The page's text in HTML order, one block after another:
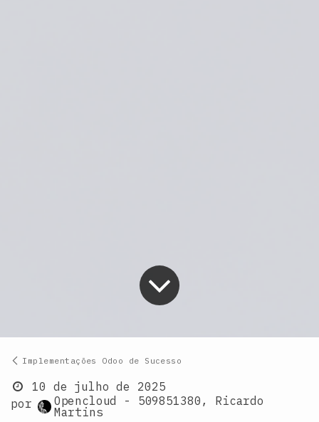
Implementações Odoo de Sucesso
10 de julho de 2025
por
Opencloud - 509851380, Ricardo
Martins